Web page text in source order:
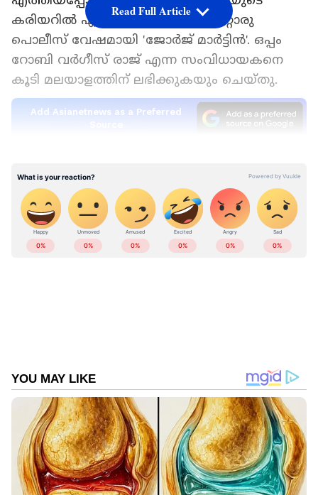
കരിയറിൽ എടുത്തുകാട്ടാവുന്ന മറ്റൊരു
പൊലീസ് വേഷമായി 'ജോർജ് മാർട്ടിന്‍'. ഒപ്പം
റോബി വർ​ഗീസ് രാജ് എന്ന സംവിധായകനെ
കൂടി മലയാളത്തിന് ലഭിക്കുകയും ചെയ്തു.
Add Asianetnews as a Preferred
കണ്ണൂർ സ്ക്വാഡ് റിലീസ് ചെയ്തത് മുതൽ
സോഷ്യൽ മീഡിയയിലും ആരാധകരും
ചോദിച്ചൊരു കാര്യമുണ്ട്. സിനിമയ്ക്കൊരു
രണ്ടാം ഭാ​ഗം ഉണ്ടാകുമോ. ഒടുവിൽ
ഇക്കാര്യത്തിന് മറുപടിയുമായി സംവിധായകൻ
"കണ്ണൂർ സ്ക്വാഡിന്റെ നൂറ് ശതമാനം നമ്മൾ
ഇതിനോടകം കൊടുത്തു കഴിഞ്ഞു. മമ്മൂട്ടി
സാറിനെ അടക്കം മാക്സിമം ഉപയോ​ഗിച്ചു
കഴിഞ്ഞു. ഇനിയൊരു രണ്ടാം ഭാ​ഗം എന്ന്
പറയുന്നത് അത്രയധികം അതിൽ
പണിയെടുക്കണം. അല്ലാണ്ട് നമുക്കതിൽ
കയറാൻ പറ്റില്ല. ഇപ്പോൾ അതിനെ പറ്റിയൊന്നും
Read Full Article